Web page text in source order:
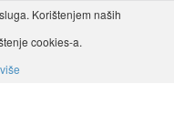
Korištenjem naših
cookies-a.